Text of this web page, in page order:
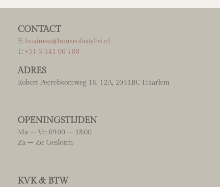
CONTACT
E: business@houseofastylist.nl
T: +31 6 341 06 788
ADRES
Robert Peereboomweg 18, 12A, 2031BC Haarlem
OPENINGSTIJDEN
Ma – Vr: 09:00 – 18:00
Za – Zo: Gesloten
KVK & BTW